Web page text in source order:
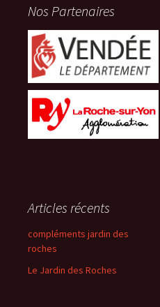
Nos Partenaires
Articles récents
compléments jardin des
roches
Le Jardin des Roches